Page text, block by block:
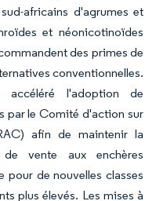
africains d'agrumes et
et néonicotinoïdes
des primes de
conventionnelles.
l'adoption de
par le Comité d'action sur
afin de maintenir la
vente aux enchères
pour de nouvelles classes
plus élevés. Les mises à